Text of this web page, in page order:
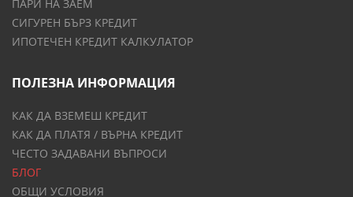
ПАРИ НА ЗАЕМ
СИГУРЕН БЪРЗ КРЕДИТ
ИПОТЕЧЕН КРЕДИТ КАЛКУЛАТОР
ПОЛЕЗНА ИНФОРМАЦИЯ
КАК ДА ВЗЕМЕШ КРЕДИТ
КАК ДА ПЛАТЯ / ВЪРНА КРЕДИТ
ЧЕСТО ЗАДАВАНИ ВЪПРОСИ
БЛОГ
ОБЩИ УСЛОВИЯ